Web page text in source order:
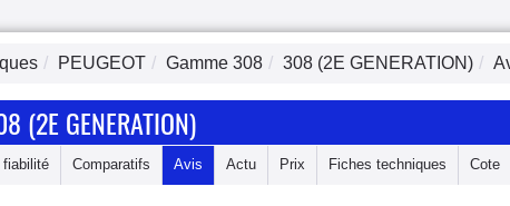
PEUGEOT Gamme 308 308 (2E GENERATION)
(2E GENERATION)
fiabilité Comparatifs Avis Actu Prix Fiches techniques Cote